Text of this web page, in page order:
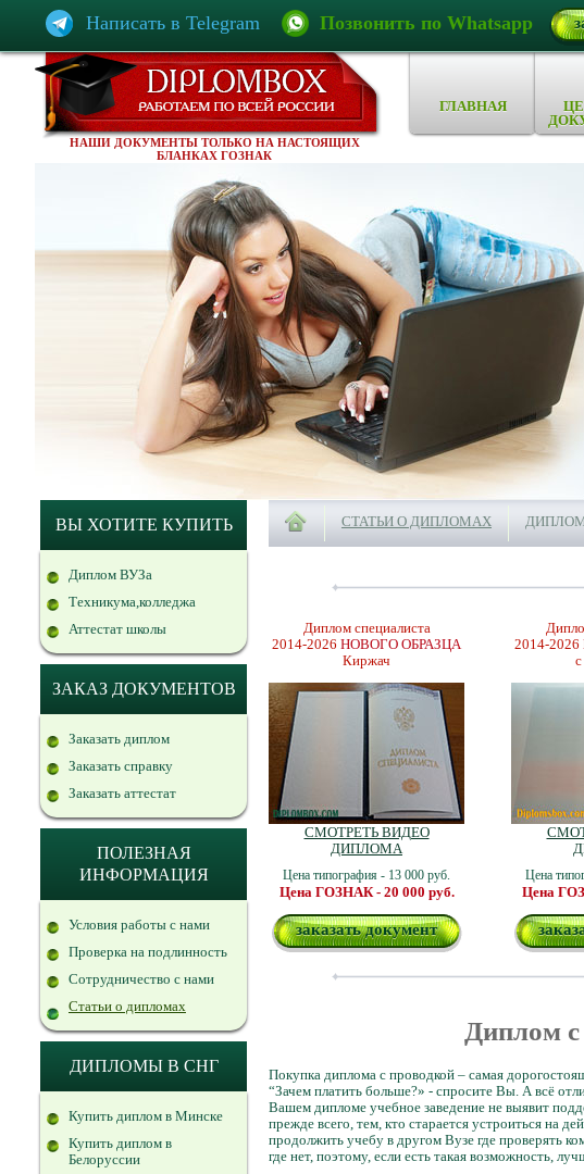
Написать в Telegram Позвонить по Whatsapp
НАШИ ДОКУМЕНТЫ ТОЛЬКО НА НАСТОЯЩИХ
БЛАНКАХ ГОЗНАК
ГЛАВНАЯ
ВЫ ХОТИТЕ КУПИТЬ
Диплом ВУЗа
Техникума,колледжа
Аттестат школы
ЗАКАЗ ДОКУМЕНТОВ
Заказать диплом
Заказать справку
Заказать аттестат
ПОЛЕЗНАЯ
ИНФОРМАЦИЯ
Условия работы с нами
Проверка на подлинность
Сотрудничество с нами
Статьи о дипломах
ДИПЛОМЫ В СНГ
Купить диплом в Минске
Купить диплом в
Белоруссии
СТАТЬИ О ДИПЛОМАХ
Диплом специалиста
2014-2026 НОВОГО ОБРАЗЦА
Киржач
СМОТРЕТЬ ВИДЕО
ДИПЛОМА
Цена типография - 13 000 руб.
Цена ГОЗНАК - 20 000 руб.
заказать документ
2014-2026
Цена
Цена
Диплом с
Покупка диплома с проводкой – самая
“Зачем платить больше?» - спросите Вы. А всё
Вашем дипломе учебное заведение не выявит
прежде всего, тем, кто старается устроиться на
продолжить учебу в другом Вузе где проверять
где нет, поэтому, если есть такая возможность,